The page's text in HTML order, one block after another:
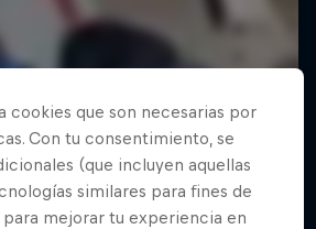
cookies que son necesarias por
Con tu consentimiento, se
(que incluyen aquellas
similares para fines de
mejorar tu experiencia en